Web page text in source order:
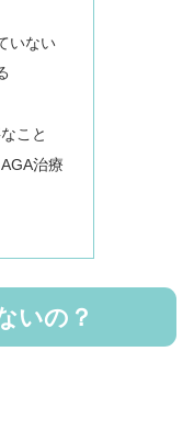
いない
こと
治療
いの？